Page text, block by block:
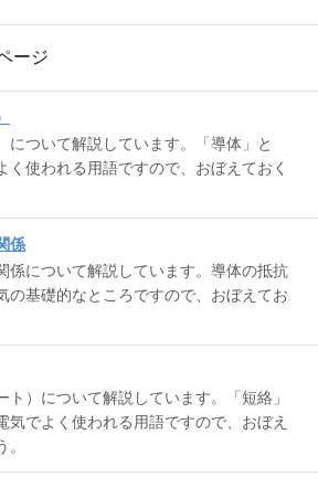
ージ
について解説しています。「導体」と
く使われる用語ですので、おぼえておく
係
係について解説しています。導体の抵抗
の基礎的なところですので、おぼえてお
ト）について解説しています。「短絡」
気でよく使われる用語ですので、おぼえ